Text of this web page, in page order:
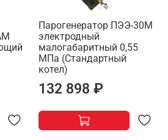
Парогенератор ПЭЭ-30М
электродный
малогабаритный 0,55
МПа (Стандартный
котел)
132 898 ₽